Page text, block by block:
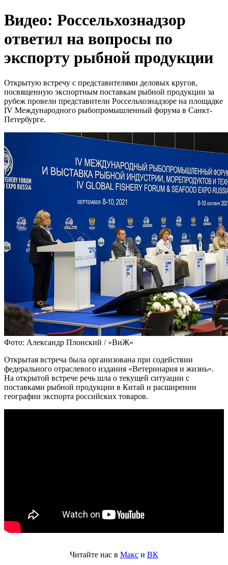
Видео: Россельхознадзор
ответил на вопросы по
экспорту рыбной продукции
Открытую встречу с представителями деловых кругов,
посвященную экспортным поставкам рыбной продукции за
рубеж провели представители Россельхознадзоре на площадке
IV Международного рыбопромышленный форума в Санкт-
Петербурге.
Фото: Александр Плонский / «ВиЖ»
Открытая встреча была организована при содействии
федерального отраслевого издания «Ветеринария и жизнь».
На открытой встрече речь шла о текущей ситуации с
поставками рыбной продукции в Китай и расширении
географии экспорта российских товаров.
Читайте нас в Макс и ВК